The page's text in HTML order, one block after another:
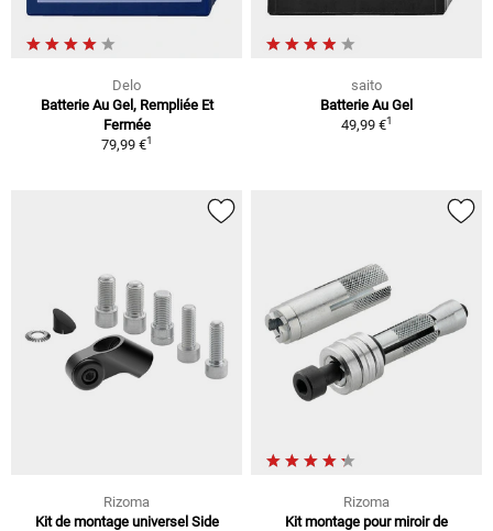
Delo
Batterie Au Gel, Rempliée Et
Fermée
79,99 €1
saito
Batterie Au Gel
49,99 €1
Rizoma
Kit de montage universel Side
Rizoma
Kit montage pour miroir de